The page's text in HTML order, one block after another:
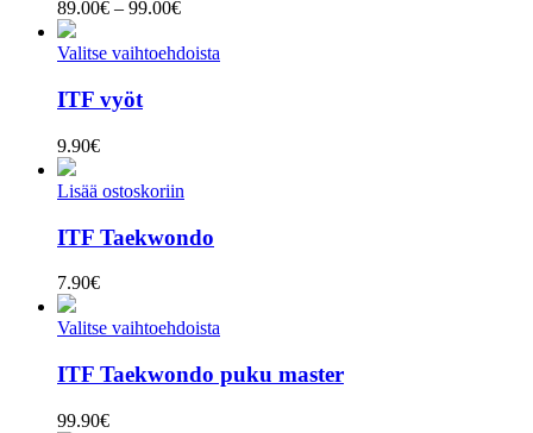
89.00€ – 99.00€Hintaluokka:
-
Valitse vaihtoehdoista
ITF vyöt
9.90€
Lisää ostoskoriin
ITF Taekwondo
7.90€
Valitse vaihtoehdoista
ITF Taekwondo puku master
99.90€